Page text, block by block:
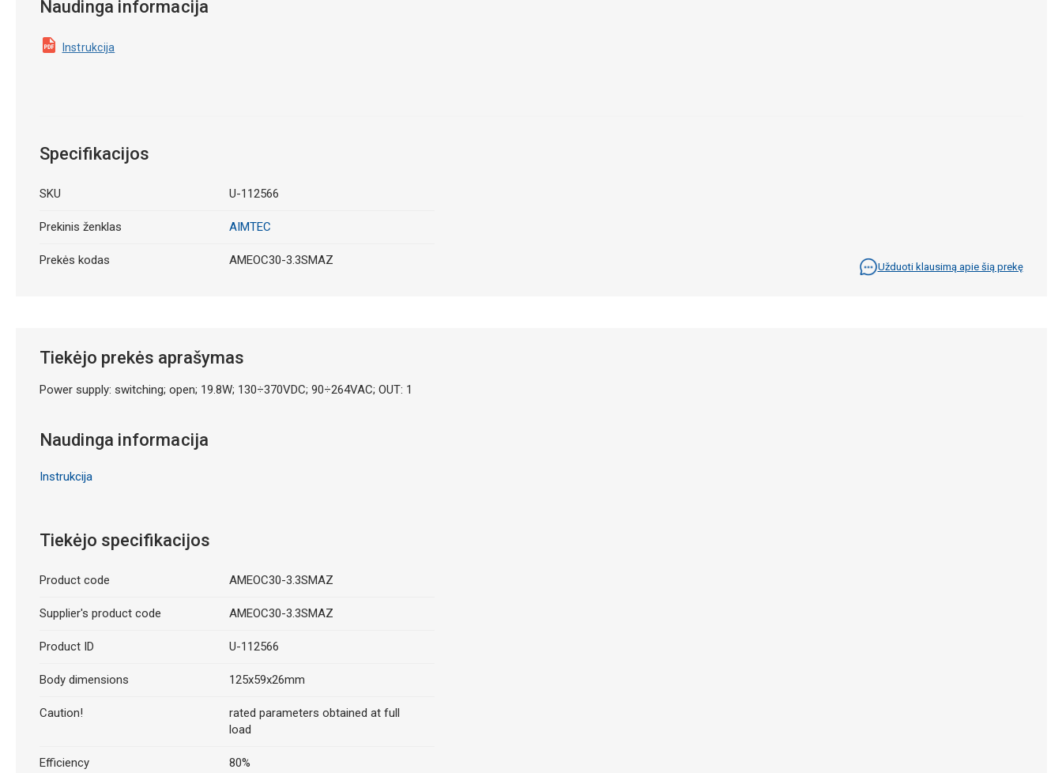
Naudinga informacija
Instrukcija
Specifikacijos
SKU U-112566
Prekinis ženklas AIMTEC
Prekės kodas AMEOC30-3.3SMAZ Užduoti klausimą apie šią prekę
Tiekėjo prekės aprašymas
Power supply: switching; open; 19.8W; 130÷370VDC; 90÷264VAC; OUT: 1
Naudinga informacija
Instrukcija
Tiekėjo specifikacijos
Product code AMEOC30-3.3SMAZ
Supplier's product code AMEOC30-3.3SMAZ
Product ID U-112566
Body dimensions 125x59x26mm
Caution!
rated parameters obtained at full
load
Efficiency 80%